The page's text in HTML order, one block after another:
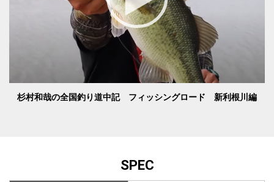
杉村和哉の全国釣り道中記 フィッシングロード 新利根川編
SPEC